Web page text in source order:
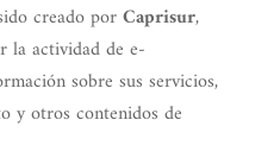
creado porCaprisur,
la actividad de e-
sobre sus servicios,
y otros contenidos de